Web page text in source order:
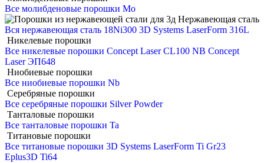
Все молибденовые порошки Mo
Нержавеющая сталь
Вся нержавеющая сталь 18Ni300 3D Systems LaserForm 316L
Никелевые порошки
Все никелевые порошки Concept Laser CL100 NB Concept
Laser ЭП648
Ниобиевые порошки
Все ниобиевые порошки Nb
Серебряные порошки
Все серебряные порошки Silver Powder
Танталовые порошки
Все танталовые порошки Ta
Титановые порошки
Все титановые порошки 3D Systems LaserForm Ti Gr23
Eplus3D Ti64